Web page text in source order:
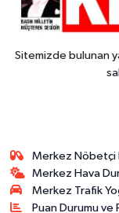
Sitemizde bulunan
Merkez Nöbetçi
Merkez Hava
Merkez Trafik
Puan Durumu ve